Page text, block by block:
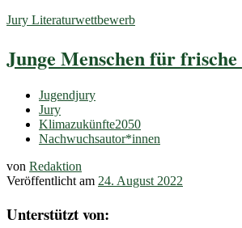
Jury Literaturwettbewerb
Junge Menschen für frische
Jugendjury
Jury
Klimazukünfte2050
Nachwuchsautor*innen
von Redaktion
Veröffentlicht am 24. August 2022
Unterstützt von: